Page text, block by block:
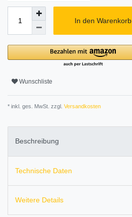
In den Warenkorb
Wunschliste
* inkl. ges. MwSt. zzgl. Versandkosten
Beschreibung
Technische Daten
Weitere Details